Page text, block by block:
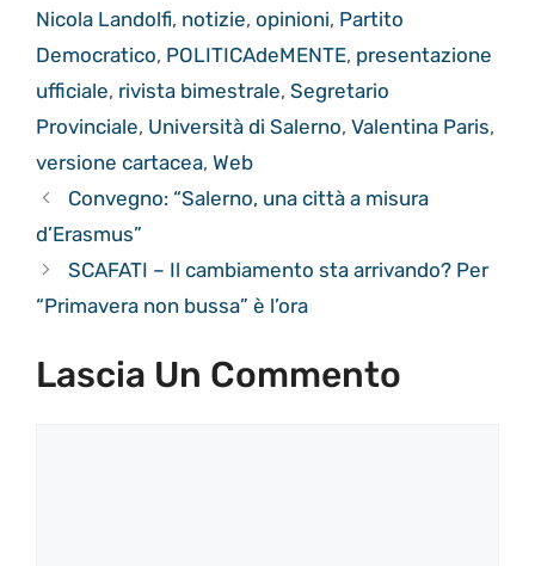
Nicola Landolfi, notizie, opinioni, Partito
Democratico, POLITICAdeMENTE, presentazione
ufficiale, rivista bimestrale, Segretario
Provinciale, Università di Salerno, Valentina Paris,
versione cartacea, Web
Convegno: “Salerno, una città a misura
d’Erasmus”
SCAFATI – Il cambiamento sta arrivando? Per
“Primavera non bussa” è l’ora
Lascia Un Commento